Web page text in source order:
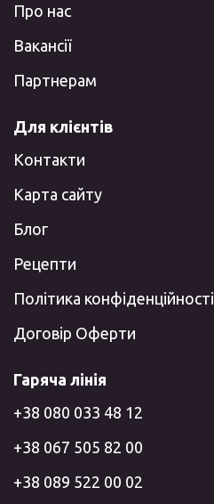
Про нас
Вакансії
Партнерам
Для клієнтів
Контакти
Карта сайту
Блог
Рецепти
Політика конфіденційності
Договір Оферти
Гаряча лінія
+38 080 033 48 12
+38 067 505 82 00
+38 089 522 00 02